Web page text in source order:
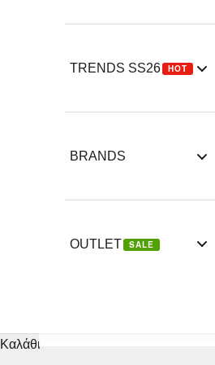
TRENDS SS26 HOT
BRANDS
OUTLET SALE
Καλάθι